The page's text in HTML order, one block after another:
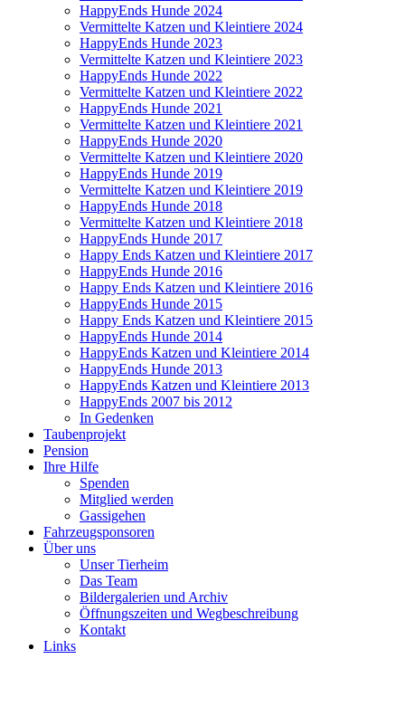
HappyEnds Hunde 2024
Vermittelte Katzen und Kleintiere 2024
HappyEnds Hunde 2023
Vermittelte Katzen und Kleintiere 2023
HappyEnds Hunde 2022
Vermittelte Katzen und Kleintiere 2022
HappyEnds Hunde 2021
Vermittelte Katzen und Kleintiere 2021
HappyEnds Hunde 2020
Vermittelte Katzen und Kleintiere 2020
HappyEnds Hunde 2019
Vermittelte Katzen und Kleintiere 2019
HappyEnds Hunde 2018
Vermittelte Katzen und Kleintiere 2018
HappyEnds Hunde 2017
Happy Ends Katzen und Kleintiere 2017
HappyEnds Hunde 2016
Happy Ends Katzen und Kleintiere 2016
HappyEnds Hunde 2015
Happy Ends Katzen und Kleintiere 2015
HappyEnds Hunde 2014
HappyEnds Katzen und Kleintiere 2014
HappyEnds Hunde 2013
HappyEnds Katzen und Kleintiere 2013
HappyEnds 2007 bis 2012
In Gedenken
Taubenprojekt
Pension
Ihre Hilfe
Spenden
Mitglied werden
Gassigehen
Fahrzeugsponsoren
Über uns
Unser Tierheim
Das Team
Bildergalerien und Archiv
Öffnungszeiten und Wegbeschreibung
Kontakt
Links